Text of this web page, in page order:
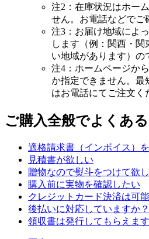
注2：在庫状況はホー
せん。お電話などでご
注3：お届け地域によ
します（例：関西・
い地域があります）の
注4：ホームページか
か指定できません。最
はお電話にてご注文く
ご購入全般でよくあ
適格請求書（インボイス）
見積書が欲しい
贈物なので熨斗をつけて欲
購入前に実物を確認したい
クレジットカード決済は可
後払いに対応していますか？
領収書は発行してもらえま